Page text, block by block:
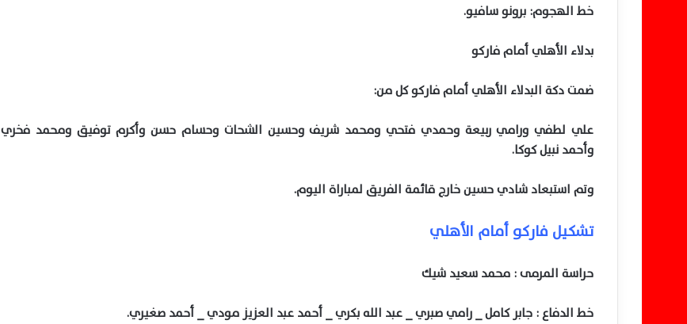
خط الهجوم: برونو سافيو.
بدلاء الأهلي أمام فاركو
ضمت دكة البدلاء الأهلي أمام فاركو كل من:
علي لطفي ورامي ربيعة وحمدي فتحي ومحمد شريف وحسين الشحات وحسام حسن وأكرم توفيق ومحمد فخري
وأحمد نبيل كوكا.
وتم استبعاد شادي حسين خارج قائمة الفريق لمباراة اليوم.
تشكيل فاركو أمام الأهلي
حراسة المرمى : محمد سعيد شيك
خط الدفاع : جابر كامل _ رامي صبري _ عبد الله بكري _ أحمد عبد العزيز مودي _ أحمد صغيري.